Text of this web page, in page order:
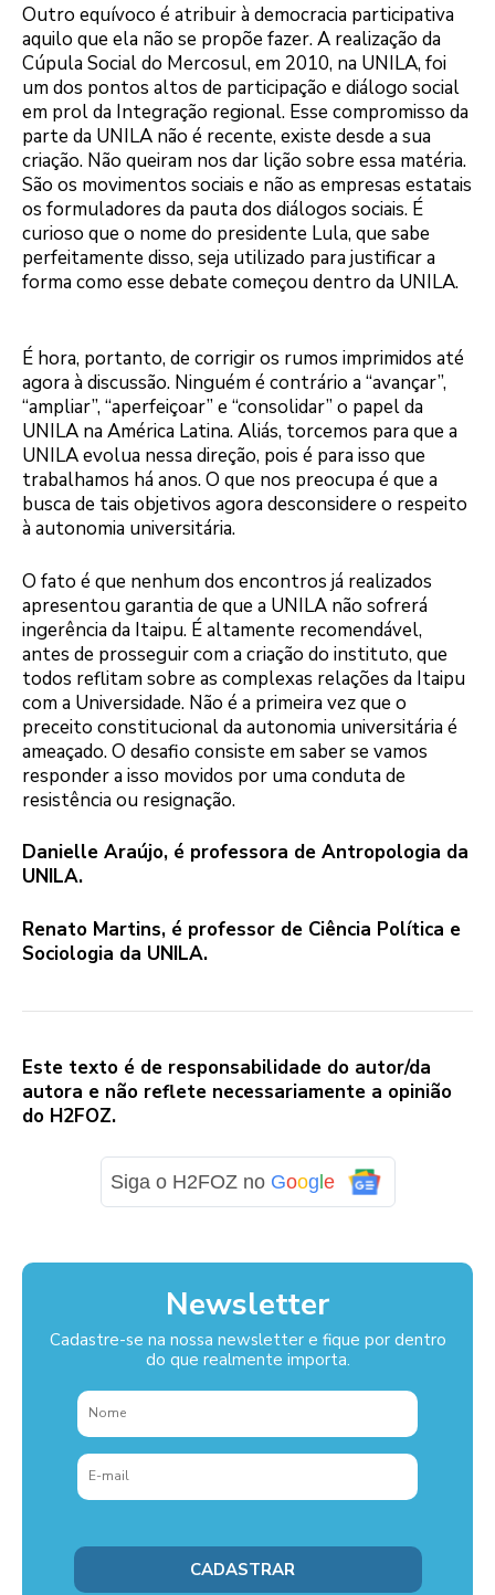
Outro equívoco é atribuir à democracia participativa
aquilo que ela não se propõe fazer. A realização da
Cúpula Social do Mercosul, em 2010, na UNILA, foi
um dos pontos altos de participação e diálogo social
em prol da Integração regional. Esse compromisso da
parte da UNILA não é recente, existe desde a sua
criação. Não queiram nos dar lição sobre essa matéria.
São os movimentos sociais e não as empresas estatais
os formuladores da pauta dos diálogos sociais. É
curioso que o nome do presidente Lula, que sabe
perfeitamente disso, seja utilizado para justificar a
forma como esse debate começou dentro da UNILA.
É hora, portanto, de corrigir os rumos imprimidos até
agora à discussão. Ninguém é contrário a “avançar”,
“ampliar”, “aperfeiçoar” e “consolidar” o papel da
UNILA na América Latina. Aliás, torcemos para que a
UNILA evolua nessa direção, pois é para isso que
trabalhamos há anos. O que nos preocupa é que a
busca de tais objetivos agora desconsidere o respeito
à autonomia universitária.
O fato é que nenhum dos encontros já realizados
apresentou garantia de que a UNILA não sofrerá
ingerência da Itaipu. É altamente recomendável,
antes de prosseguir com a criação do instituto, que
todos reflitam sobre as complexas relações da Itaipu
com a Universidade. Não é a primeira vez que o
preceito constitucional da autonomia universitária é
ameaçado. O desafio consiste em saber se vamos
responder a isso movidos por uma conduta de
resistência ou resignação.
Danielle Araújo, é professora de Antropologia da
UNILA.
Renato Martins, é professor de Ciência Política e
Sociologia da UNILA.
Este texto é de responsabilidade do autor/da
autora e não reflete necessariamente a opinião
do H2FOZ.
Siga o H2FOZ no Goog e
Newsletter
Cadastre-se na nossa newsletter e fique por dentro
do que realmente importa.